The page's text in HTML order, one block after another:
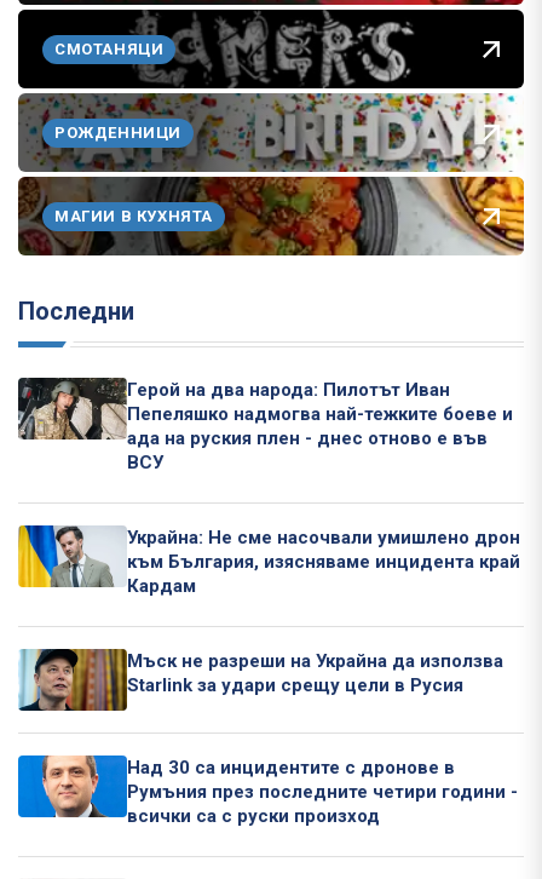
СМОТАНЯЦИ
РОЖДЕННИЦИ
МАГИИ В КУХНЯТА
Последни
Герой на два народа: Пилотът Иван
Пепеляшко надмогва най-тежките боеве и
ада на руския плен - днес отново е във
ВСУ
Украйна: Не сме насочвали умишлено дрон
към България, изясняваме инцидента край
Кардам
Мъск не разреши на Украйна да използва
Starlink за удари срещу цели в Русия
Над 30 са инцидентите с дронове в
Румъния през последните четири години -
всички са с руски произход